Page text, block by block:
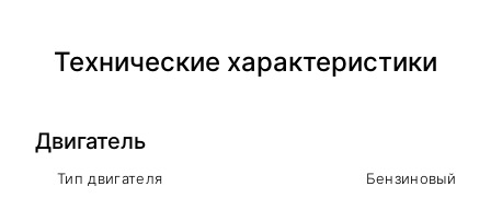
Технические характеристики
Двигатель
Тип двигателя Бензиновый